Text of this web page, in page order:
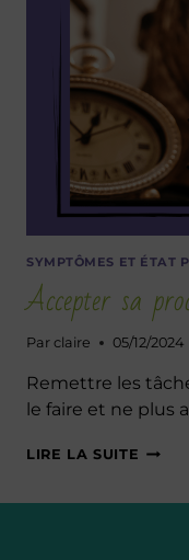
SYMPTÔMES ET ÉTAT
Accepter sa
Par claire 05/12/2024
Remettre les
le faire et ne plus
LIRE LA SUITE